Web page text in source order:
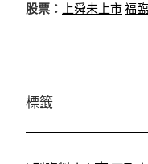
股票： 上舜未上市福
標籤